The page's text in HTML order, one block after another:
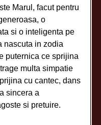
Marul, facut pentru
o
si o inteligenta pe
nascuta in zodia
puternica ce sprijina
multa simpatie
cu cantec, dans
sincera a
si pretuire.